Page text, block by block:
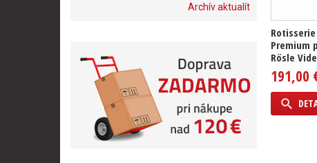
Rotisserie
Premium
Rösle
191,00
Archív aktualít